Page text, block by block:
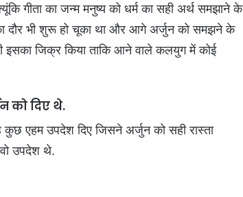
गीता का जन्म मनुष्य को धर्म का सही अर्थ समझाने के
दौर भी शुरू हो चूका था और आगे अर्जुन को समझने के
इसका जिक्र किया ताकि आने वाले कलयुग में कोई
को दिए थे.
एहम उपदेश दिए जिसने अर्जुन को सही रास्ता
उपदेश थे.